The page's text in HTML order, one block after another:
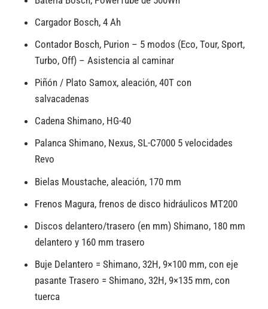
Cargador Bosch, 4 Ah
Contador Bosch, Purion – 5 modos (Eco, Tour, Sport,
Turbo, Off) – Asistencia al caminar
Piñón / Plato Samox, aleación, 40T con
salvacadenas
Cadena Shimano, HG-40
Palanca Shimano, Nexus, SL-C7000 5 velocidades
Revo
Bielas Moustache, aleación, 170 mm
Frenos Magura, frenos de disco hidráulicos MT200
Discos delantero/trasero (en mm) Shimano, 180 mm
delantero y 160 mm trasero
Buje Delantero = Shimano, 32H, 9×100 mm, con eje
pasante Trasero = Shimano, 32H, 9×135 mm, con
tuerca